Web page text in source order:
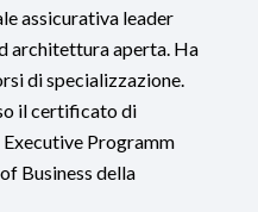
assicurativa leader
architettura aperta. Ha
di specializzazione.
il certificato di
Programm
Business della